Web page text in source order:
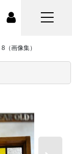
（画像集）